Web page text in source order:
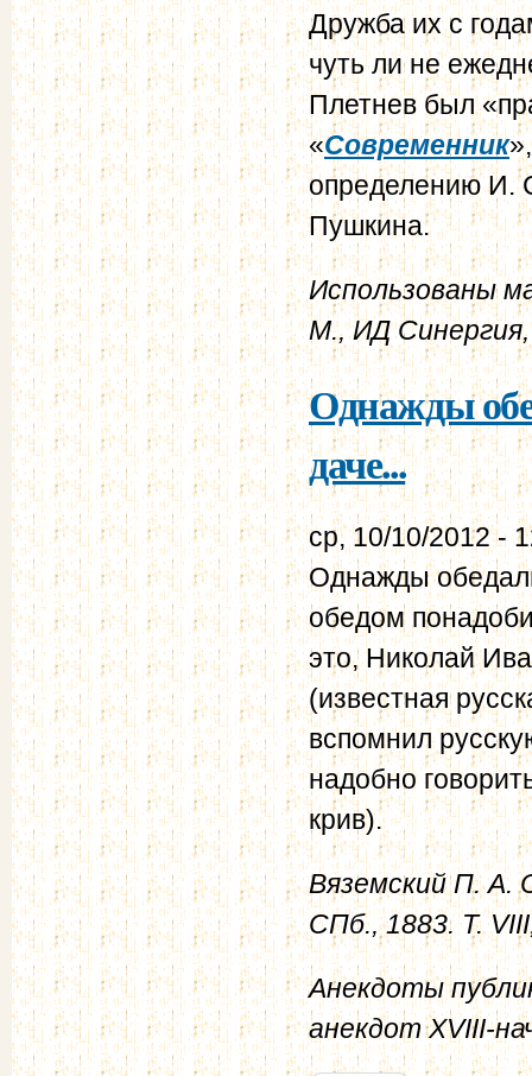
Дружба их с
чуть ли не
Плетнев был
«Современник
определению И.
Пушкина.
Использованы
М., ИД
Однажды
даче...
ср, 10/10/2012 -
Однажды
обедом
это, Николай
(известная
вспомнил
надобно
крив).
Вяземский П. А.
СПб., 1883. Т.
Анекдоты
анекдот XVIII-